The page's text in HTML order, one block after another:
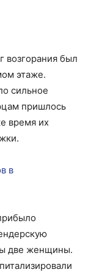
возгорания был
этаже.
сильное
пришлось
время их
в
две женщины.